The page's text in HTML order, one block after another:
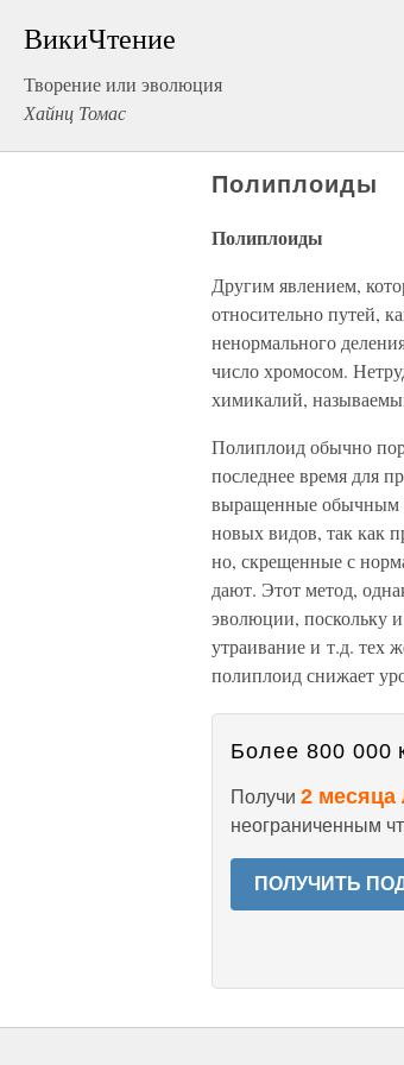
ВикиЧтение
Творение или эволюция
Хайнц Томас
Полиплоиды
Полиплоиды
Другим явлением,
относительно путей,
ненормального
число хромосом.
химикалий,
Полиплоид обычно
последнее время для
выращенные обычным
новых видов, так как
но, скрещенные с
дают. Этот метод,
эволюции, поскольку и
утраивание и т.д. тех
полиплоид снижает
Более 800 000
Получи 2 месяца
неограниченным
ПОЛУЧИТЬ